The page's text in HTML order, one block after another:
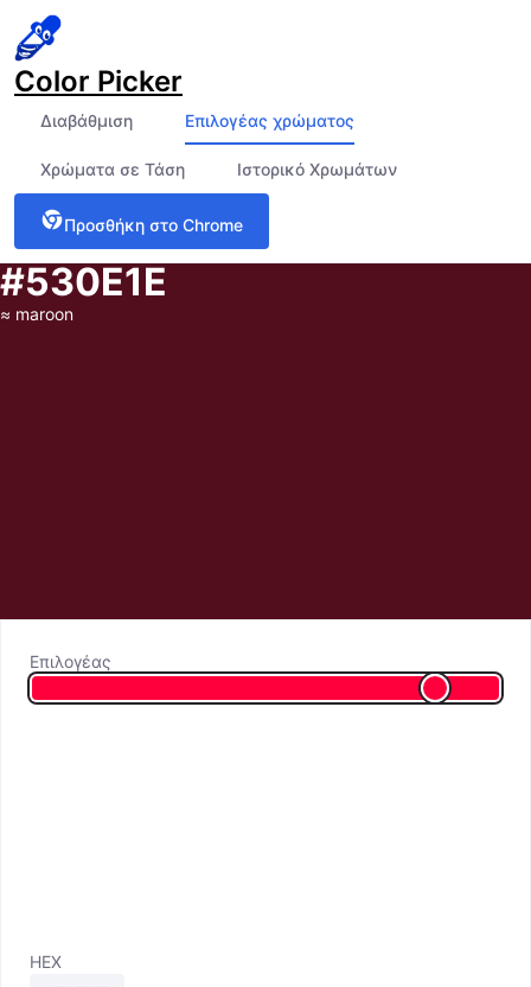
Color Picker
Διαβάθμιση Επιλογέας χρώματος
Χρώματα σε Τάση Ιστορικό Χρωμάτων
Προσθήκη στο Chrome
#530E1E
≈ maroon
Επιλογέας
HEX